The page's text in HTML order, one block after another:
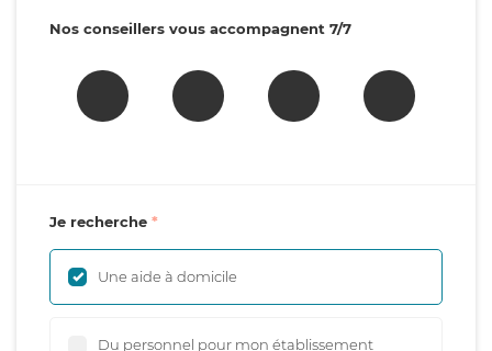
Nos conseillers vous accompagnent 7/7
Je recherche
Une aide à domicile
Du personnel pour mon établissement